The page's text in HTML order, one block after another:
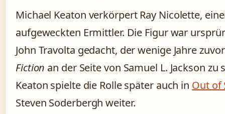
Michael Keaton verkörpert Ray Nicolette,
aufgeweckten Ermittler. Die Figur war
John Travolta gedacht, der wenige Jahre
Fiction an der Seite von Samuel L. Jackson zu
Keaton spielte die Rolle später auch in Out of
Steven Soderbergh weiter.